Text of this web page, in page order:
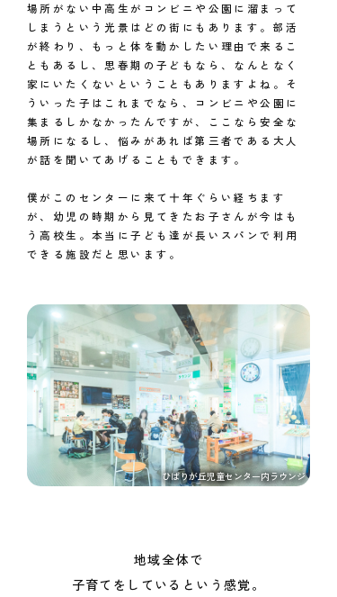
場所がない中高生がコンビニや公園に溜まって
しまうという光景はどの街にもあります。部活
が終わり、もっと体を動かしたい理由で来るこ
ともあるし、思春期の子どもなら、なんとなく
家にいたくないということもありますよね。そ
ういった子はこれまでなら、コンビニや公園に
集まるしかなかったんですが、ここなら安全な
場所になるし、悩みがあれば第三者である大人
が話を聞いてあげることもできます。
僕がこのセンターに来て十年ぐらい経ちます
が、幼児の時期から見てきたお子さんが今はも
う高校生。本当に子ども達が長いスパンで利用
できる施設だと思います。
ひばりが丘児童センター内ラウンジ
地域全体で
子育てをしているという感覚。